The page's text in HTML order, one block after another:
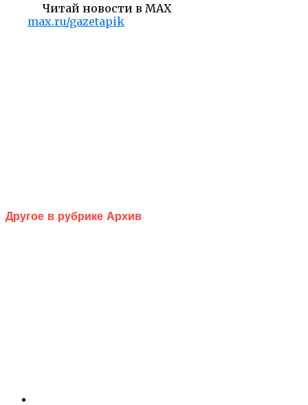
Читай новости в MAX
max.ru/gazetapik
Другое в рубрике Архив